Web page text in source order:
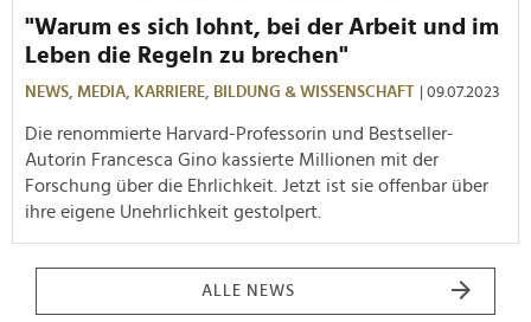
"Warum es sich lohnt, bei der Arbeit und im
Leben die Regeln zu brechen"
NEWS, MEDIA, KARRIERE, BILDUNG & WISSENSCHAFT | 09.07.2023
Die renommierte Harvard-Professorin und Bestseller-
Autorin Francesca Gino kassierte Millionen mit der
Forschung über die Ehrlichkeit. Jetzt ist sie offenbar über
ihre eigene Unehrlichkeit gestolpert.
ALLE NEWS